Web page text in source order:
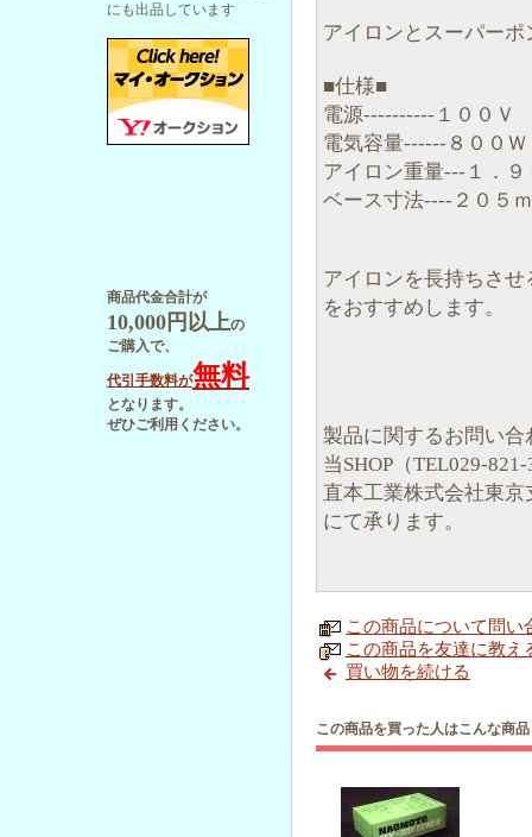
にも出品しています
商品代金合計が
10,000円以上の
ご購入で、
代引手数料が無料
となります。
ぜひご利用ください。
アイロンとスーパー
■仕様■
電源----------１００Ｖ
電気容量------８００Ｗ
アイロン重量---１．９
ベース寸法----２０５
アイロンを長持ちさ
をおすすめします。
製品に関するお問い合
当SHOP（TEL029-
直本工業株式会社東京
にて承ります。
この商品について問い
この商品を友達に教え
買い物を続ける
この商品を買った人はこんな商